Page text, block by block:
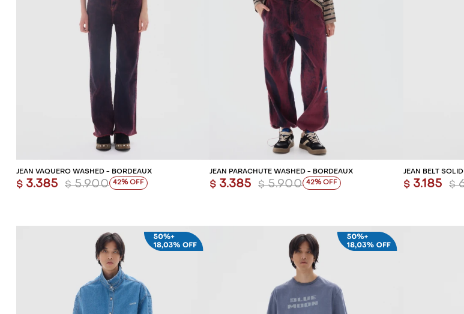
AGREGAR AL CARRITO
JEAN VAQUERO WASHED - BORDEAUX
$ 3.385 $ 5.900 42
AGREGAR AL CARRITO
JEAN PARACHUTE WASHED - BORDEAUX
$ 3.385 $ 5.900 42
JEAN BELT
$ 3.185 $